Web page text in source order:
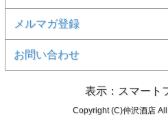
メルマガ登録
お問い合わせ
表示：スマート
Copyright (C)仲沢酒店